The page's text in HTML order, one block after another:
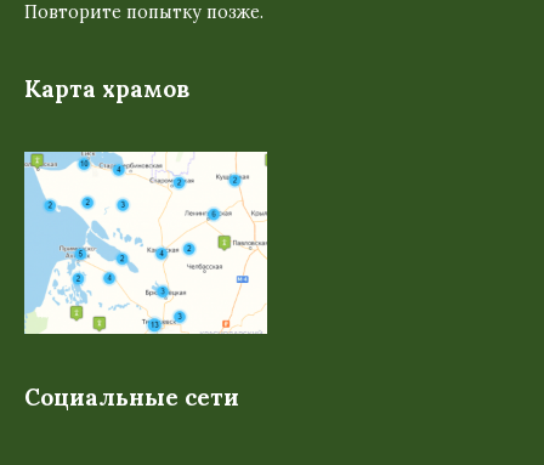
Повторите попытку позже.
Карта храмов
Социальные сети